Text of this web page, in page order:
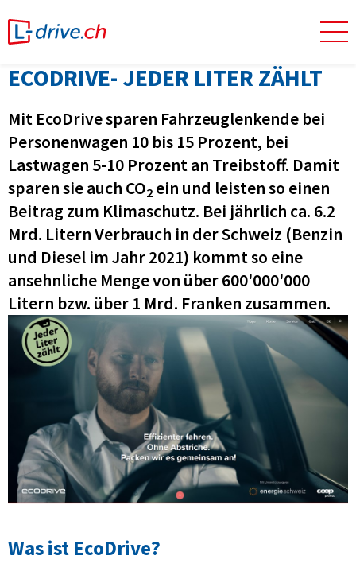
ECODRIVE- JEDER LITER ZÄHLT
Mit EcoDrive sparen Fahrzeuglenkende bei
Personenwagen 10 bis 15 Prozent, bei
Lastwagen 5-10 Prozent an Treibstoff. Damit
sparen sie auch CO2 ein und leisten so einen
Beitrag zum Klimaschutz. Bei jährlich ca. 6.2
Mrd. Litern Verbrauch in der Schweiz (Benzin
und Diesel im Jahr 2021) kommt so eine
ansehnliche Menge von über 600'000'000
Litern bzw. über 1 Mrd. Franken zusammen.
Was ist EcoDrive?